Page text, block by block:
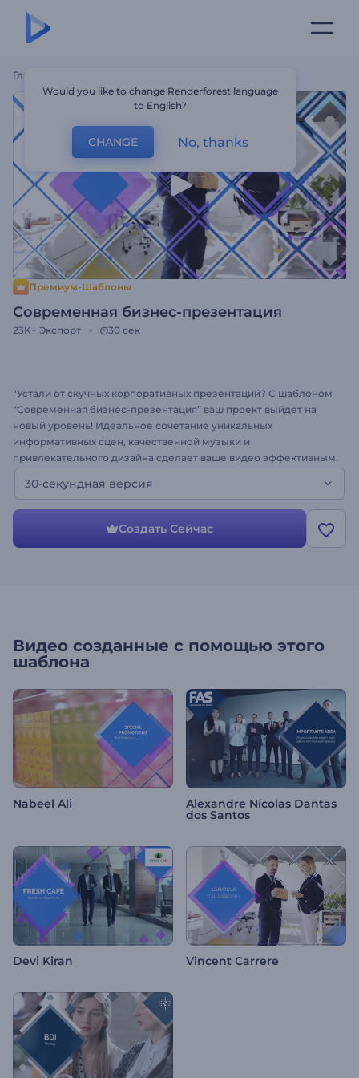
Главная
Премиум-Шаблоны
Современная бизнес-презентация
23K+ Экспорт 30 сек
"Устали от скучных корпоративных презентаций? С шаблоном
“Современная бизнес-презентация” ваш проект выйдет на
новый уровень! Идеальное сочетание уникальных
информативных сцен, качественной музыки и
привлекательного дизайна сделает ваше видео эффективным.
Идеально подходит для бизнес-презентаций, корпоративных
слайд-шоу, рекламных роликов для бизнеса и многого
сегодня! Это 30-секундная версия шаблона. "
30-секундная версия
Создать Сейчас
Видео созданные с помощью этого
шаблона
Nabeel Ali Alexandre Nícolas Dantas
dos Santos
Devi Kiran Vincent Carrere
Would you like to change Renderforest language
to English?
CHANGE No, thanks